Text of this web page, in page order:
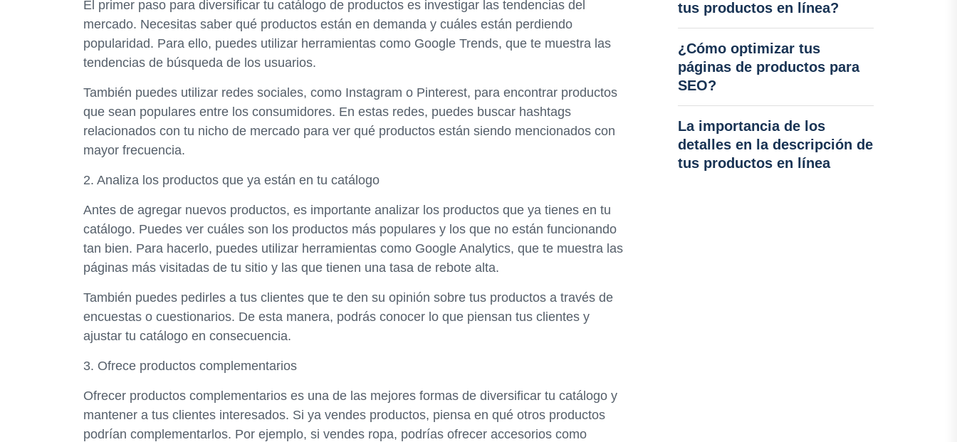
El primer paso para diversificar tu catálogo de productos es investigar las tendencias del
mercado. Necesitas saber qué productos están en demanda y cuáles están perdiendo
popularidad. Para ello, puedes utilizar herramientas como Google Trends, que te muestra las
tendencias de búsqueda de los usuarios.
También puedes utilizar redes sociales, como Instagram o Pinterest, para encontrar productos
que sean populares entre los consumidores. En estas redes, puedes buscar hashtags
relacionados con tu nicho de mercado para ver qué productos están siendo mencionados con
mayor frecuencia.
2. Analiza los productos que ya están en tu catálogo
Antes de agregar nuevos productos, es importante analizar los productos que ya tienes en tu
catálogo. Puedes ver cuáles son los productos más populares y los que no están funcionando
tan bien. Para hacerlo, puedes utilizar herramientas como Google Analytics, que te muestra las
páginas más visitadas de tu sitio y las que tienen una tasa de rebote alta.
También puedes pedirles a tus clientes que te den su opinión sobre tus productos a través de
encuestas o cuestionarios. De esta manera, podrás conocer lo que piensan tus clientes y
ajustar tu catálogo en consecuencia.
3. Ofrece productos complementarios
Ofrecer productos complementarios es una de las mejores formas de diversificar tu catálogo y
mantener a tus clientes interesados. Si ya vendes productos, piensa en qué otros productos
podrían complementarlos. Por ejemplo, si vendes ropa, podrías ofrecer accesorios como
tus productos en línea?
¿Cómo optimizar tus
páginas de productos para
SEO?
La importancia de los
detalles en la descripción de
tus productos en línea